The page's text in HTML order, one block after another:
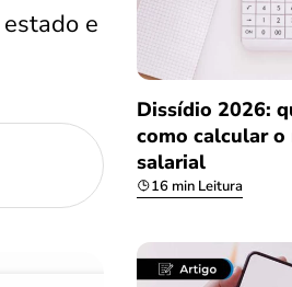
e
Dissídio 2026:
como calcular o
salarial
16 min Leitura